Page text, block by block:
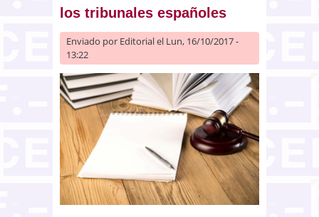
los tribunales españoles
Enviado por Editorialel Lun, 16/10/2017 -
13:22